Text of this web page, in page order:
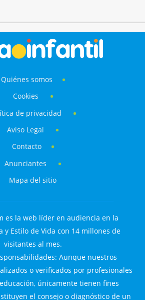
Quiénes somos
Cookies
de privacidad
Aviso Legal
Contacto
Anunciantes
Mapa del sitio
es la web líder en audiencia en la
y Estilo de Vida con 14 millones de
visitantes al mes.
Aunque nuestros
o verificados por profesionales
únicamente tienen fines
el consejo o diagnóstico de un